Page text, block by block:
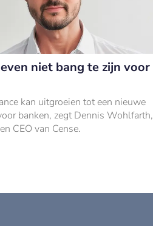
niet bang te zijn voor
kan uitgroeien tot een nieuwe
banken, zegt Dennis Wohlfarth,
CEO van Cense.